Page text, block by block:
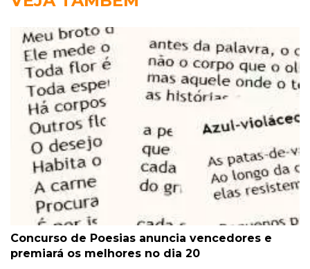
Concurso de Poesias anuncia vencedores e
premiará os melhores no dia 20